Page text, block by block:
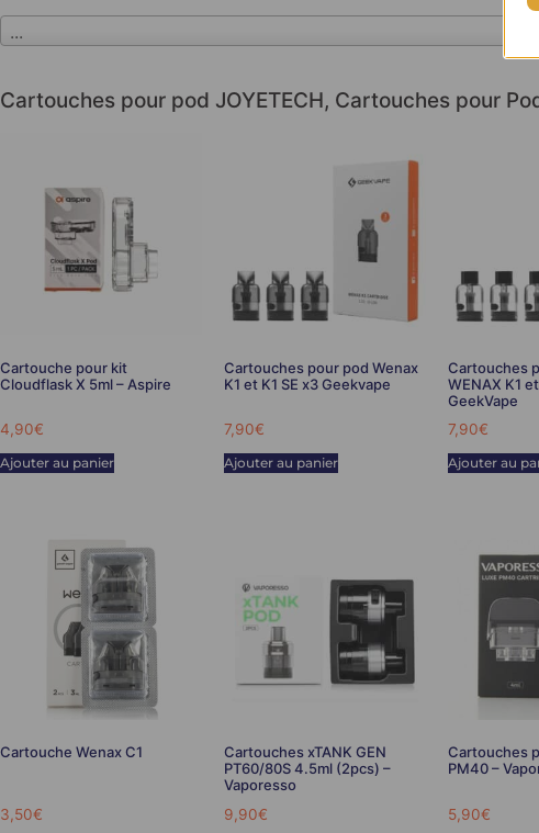
...
Cartouches pour pod JOYETECH, Cartouches pour
Cartouche pour kit
Cloudflask X 5ml – Aspire
4,90€
Ajouter au panier
Cartouches pour pod Wenax
K1 et K1 SE x3 Geekvape
7,90€
Ajouter au panier
Cartouches
WENAX K1
GeekVape
7,90€
Ajouter au
Cartouche Wenax C1
3,50€
Cartouches xTANK GEN
PT60/80S 4.5ml (2pcs) –
Vaporesso
9,90€
Cartouches
PM40 –
5,90€